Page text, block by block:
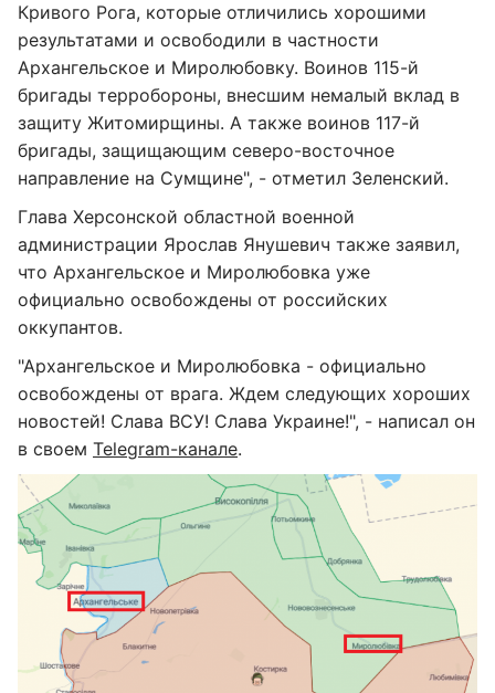
Кривого Рога, которые отличились хорошими
результатами и освободили в частности
Архангельское и Миролюбовку. Воинов 115-й
бригады терробороны, внесшим немалый вклад в
защиту Житомирщины. А также воинов 117-й
бригады, защищающим северо-восточное
направление на Сумщине", - отметил Зеленский.
Глава Херсонской областной военной
администрации Ярослав Янушевич также заявил,
что Архангельское и Миролюбовка уже
официально освобождены от российских
оккупантов.
"Архангельское и Миролюбовка - официально
освобождены от врага. Ждем следующих хороших
новостей! Слава ВСУ! Слава Украине!", - написал он
в своем Telegram-канале.